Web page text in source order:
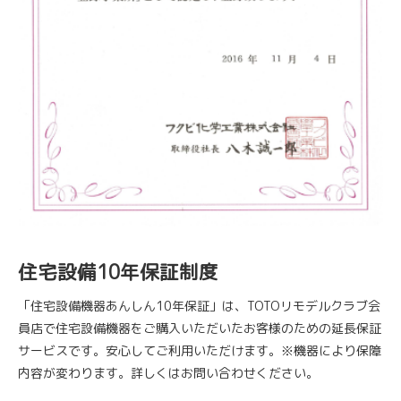
住宅設備10年保証制度
「住宅設備機器あんしん10年保証」は、TOTOリモデルクラブ会
員店で住宅設備機器をご購入いただいたお客様のための延長保証
サービスです。安心してご利用いただけます。※機器により保障
内容が変わります。詳しくはお問い合わせください。